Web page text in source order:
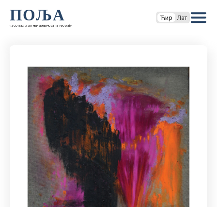
ПОЉА
часопис за књижевност и теорију
Ћир Лат